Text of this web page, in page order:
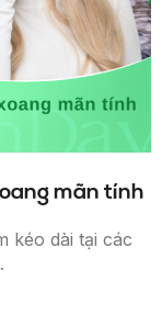
mãn tính
kéo dài tại các